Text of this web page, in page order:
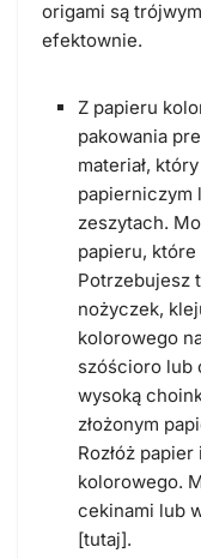
origami są
efektownie.
Z papieru
pakowania
materiał,
papierniczym
zeszytach.
papieru,
Potrzebujesz
nożyczek,
kolorowego
szóścioro lub
wysoką
złożonym
Rozłóż
kolorowego.
cekinami lub
[tutaj].